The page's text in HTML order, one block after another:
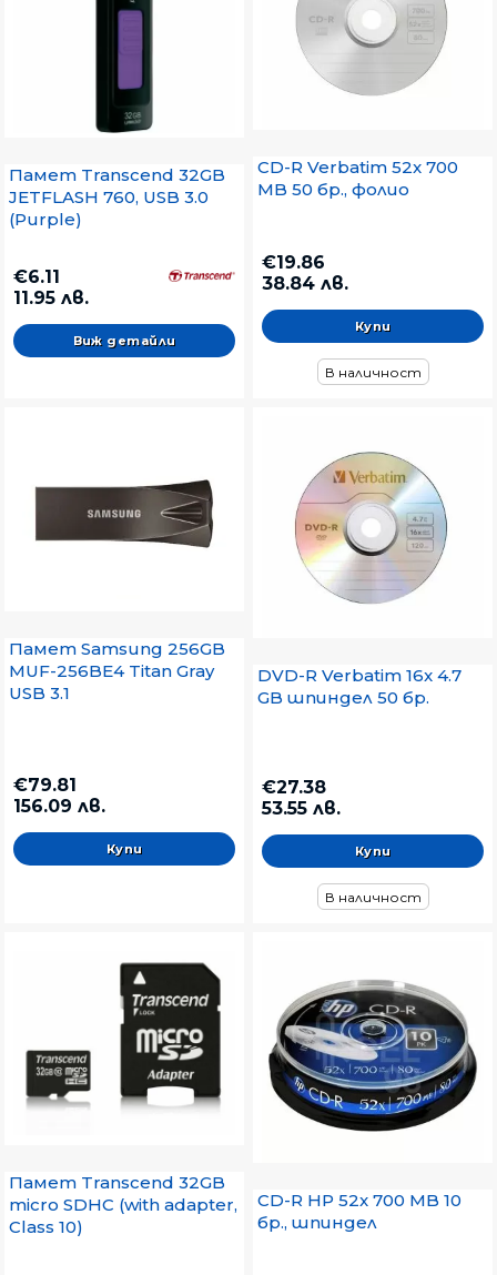
Памет Transcend 32GB
JETFLASH 760, USB 3.0
(Purple)
€6.11
11.95 лв.
Виж детайли
CD-R Verbatim 52x 700
MB 50 бр., фолио
€19.86
38.84 лв.
В наличност
Памет Samsung 256GB
MUF-256BE4 Titan Gray
USB 3.1
€79.81
156.09 лв.
DVD-R Verbatim 16x 4.7
GB шпиндел 50 бр.
€27.38
53.55 лв.
В наличност
Памет Transcend 32GB
micro SDHC (with adapter,
Class 10)
CD-R HP 52x 700 MB 10
бр., шпиндел